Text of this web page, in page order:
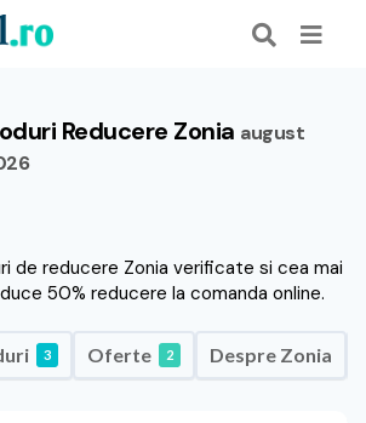
Reducere Zonia august
de reducere Zonia verificate si cea mai
50% reducere la comanda online.
3 Oferte 2 Despre Zonia